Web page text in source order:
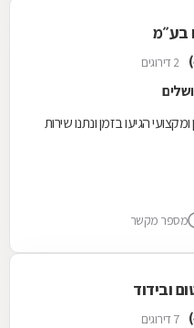
בע״מ
2 דירוגים
הגיעו בזמן ונתנו שירות
מספר מקשר
ובידוד
7 דירוגים